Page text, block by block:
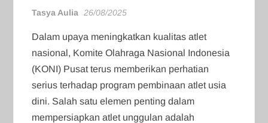
Tasya Aulia 26/08/2025
Dalam upaya meningkatkan kualitas atlet
nasional, Komite Olahraga Nasional Indonesia
(KONI) Pusat terus memberikan perhatian
serius terhadap program pembinaan atlet usia
dini. Salah satu elemen penting dalam
mempersiapkan atlet unggulan adalah